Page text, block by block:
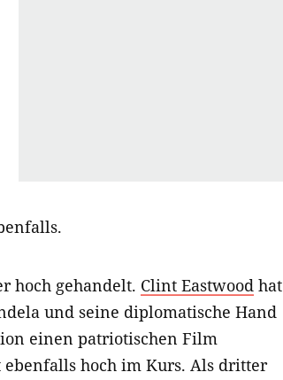
hoch gehandelt. Clint Eastwood hat
und seine diplomatische Hand
einen patriotischen Film
ebenfalls hoch im Kurs. Als dritter